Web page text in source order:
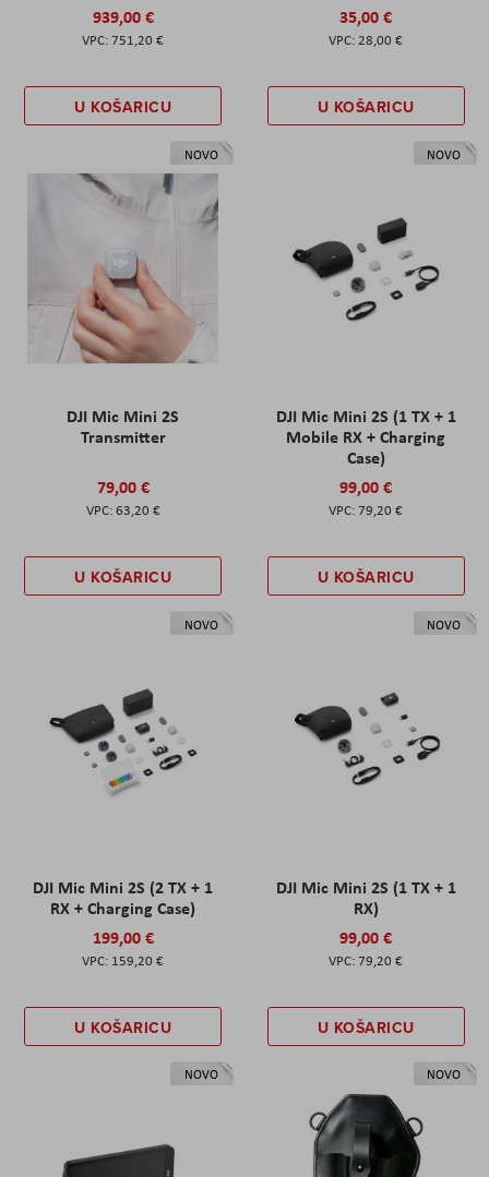
939,00 €
751,20 €
U KOŠARICU
35,00 €
28,00 €
U KOŠARICU
NOVO
DJI Mic Mini 2S
Transmitter
79,00 €
63,20 €
U KOŠARICU
NOVO
DJI Mic Mini 2S (1 TX + 1
Mobile RX + Charging
Case)
99,00 €
79,20 €
U KOŠARICU
NOVO
DJI Mic Mini 2S (2 TX + 1
RX + Charging Case)
199,00 €
159,20 €
U KOŠARICU
NOVO
DJI Mic Mini 2S (1 TX + 1
RX)
99,00 €
79,20 €
U KOŠARICU
NOVO NOVO